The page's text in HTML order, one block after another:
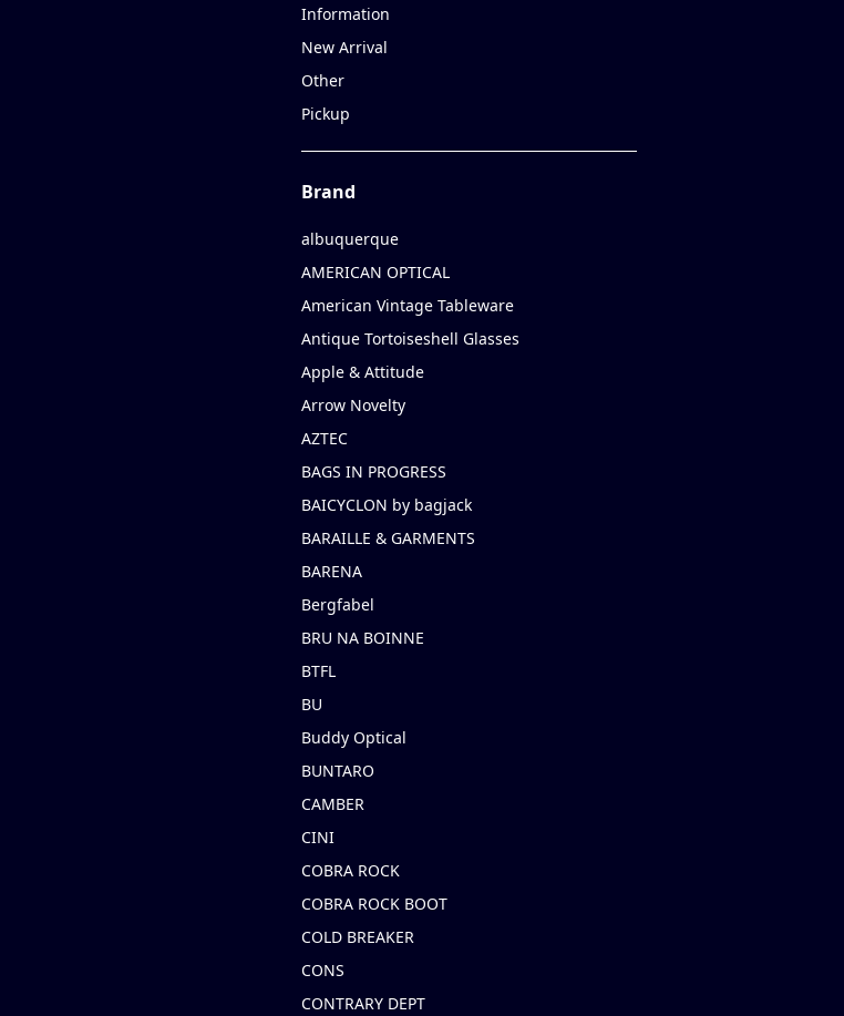
Information
New Arrival
Other
Pickup
Brand
albuquerque
AMERICAN OPTICAL
American Vintage Tableware
Antique Tortoiseshell Glasses
Apple & Attitude
Arrow Novelty
AZTEC
BAGS IN PROGRESS
BAICYCLON by bagjack
BARAILLE & GARMENTS
BARENA
Bergfabel
BRU NA BOINNE
BTFL
BU
Buddy Optical
BUNTARO
CAMBER
CINI
COBRA ROCK
COBRA ROCK BOOT
COLD BREAKER
CONS
CONTRARY DEPT